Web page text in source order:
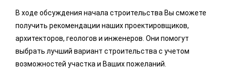
В ходе обсуждения начала строительства Вы сможете
получить рекомендации наших проектировщиков,
архитекторов, геологов и инженеров. Они помогут
выбрать лучший вариант строительства с учетом
возможностей участка и Ваших пожеланий.